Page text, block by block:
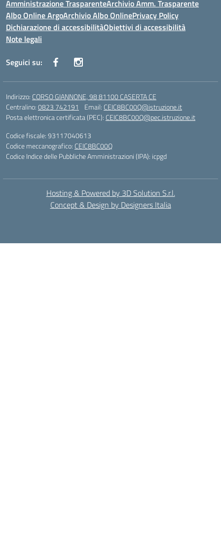
Amministrazione TrasparenteArchivio Amm. Trasparente
Albo Online ArgoArchivio Albo OnlinePrivacy Policy
Dichiarazione di accessibilitàObiettivi di accessibilità
Note legali
Seguici su:
Indirizzo: CORSO GIANNONE, 98 81100 CASERTA CE
Centralino:0823 742191 Email: CEIC8BC00Q@istruzione.it
Posta elettronica certificata (PEC): CEIC8BC00Q@pec.istruzione.it
Codice fiscale: 93117040613
Codice meccanografico: CEIC8BC00Q
Codice Indice delle Pubbliche Amministrazioni (IPA): icpgd
Hosting & Powered by 3D Solution S.r.l.
Concept & Design by Designers Italia